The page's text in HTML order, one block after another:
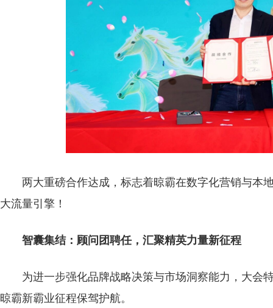
两大重磅合作达成，标志着晾霸在数字化营销与本
大流量引擎！
智囊集结：顾问团聘任，汇聚精英力量新征程
为进一步强化品牌战略决策与市场洞察能力，大会
晾霸新霸业征程保驾护航。